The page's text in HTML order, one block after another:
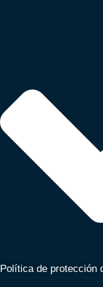
Política de protección